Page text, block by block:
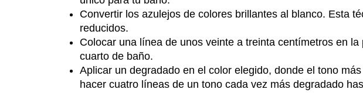
Convertir los azulejos de colores brillantes al blanco. Esta
reducidos.
Colocar una línea de unos veinte a treinta centímetros en
cuarto de baño.
Aplicar un degradado en el color elegido, donde el tono
hacer cuatro líneas de un tono cada vez más degradado